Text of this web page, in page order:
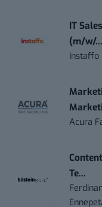
IT
(m/w/...
Instaffo
Acura
Te...